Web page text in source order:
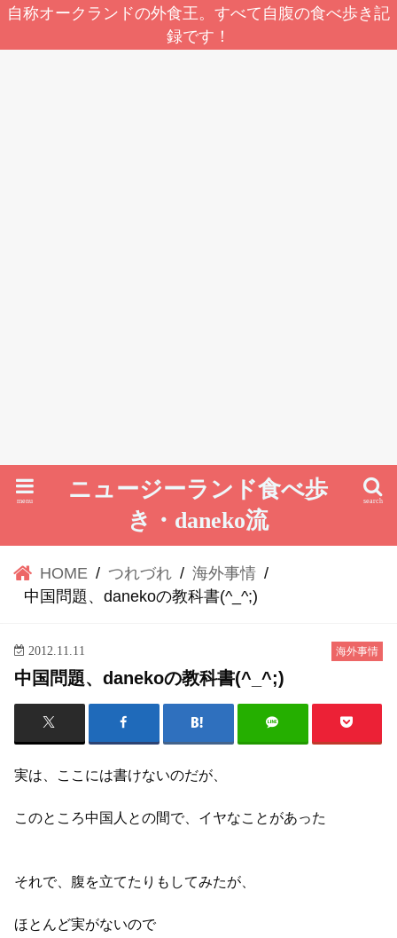
自称オークランドの外食王。すべて自腹の食べ歩き記
録です！
ニュージーランド食べ歩
き・daneko流
search
menu
HOME つれづれ
海外事情
中国問題、danekoの教科書(^_^;)
海外事情
2012.11.11
中国問題、danekoの教科書(^_^;)
実は、ここには書けないのだが、
このところ中国人との間で、イヤなことがあった
それで、腹を立てたりもしてみたが、
ほとんど実がないので